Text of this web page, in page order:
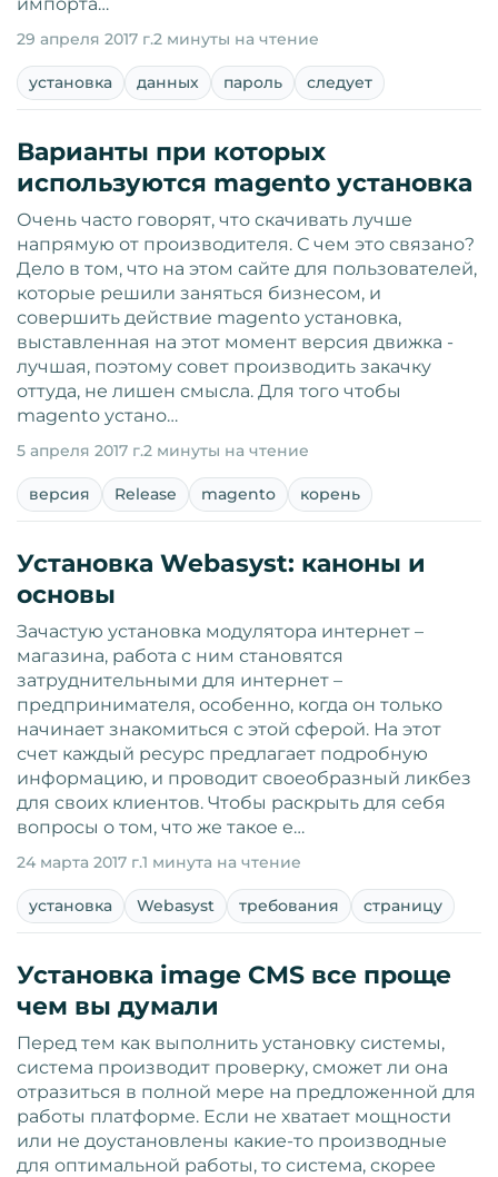
29 апреля 2017 г.2 минуты на чтение
установка данных пароль следует
Варианты при которых
используются magento установка
Очень часто говорят, что скачивать лучше
напрямую от производителя. С чем это связано?
Дело в том, что на этом сайте для пользователей,
которые решили заняться бизнесом, и
совершить действие magento установка,
выставленная на этот момент версия движка -
лучшая, поэтому совет производить закачку
оттуда, не лишен смысла. Для того чтобы
magento устано…
5 апреля 2017 г.2 минуты на чтение
версия Release magento корень
Установка Webasyst: каноны и
основы
Зачастую установка модулятора интернет –
магазина, работа с ним становятся
затруднительными для интернет –
предпринимателя, особенно, когда он только
начинает знакомиться с этой сферой. На этот
счет каждый ресурс предлагает подробную
информацию, и проводит своеобразный ликбез
для своих клиентов. Чтобы раскрыть для себя
вопросы о том, что же такое е…
24 марта 2017 г.1 минута на чтение
установка Webasyst требования страницу
Установка image CMS все проще
чем вы думали
Перед тем как выполнить установку системы,
система производит проверку, сможет ли она
отразиться в полной мере на предложенной для
работы платформе. Если не хватает мощности
или не доустановлены какие-то производные
для оптимальной работы, то система, скорее